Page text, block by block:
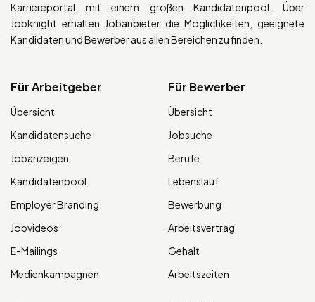
Karriereportal mit einem großen Kandidatenpool. Über
Jobknight erhalten Jobanbieter die Möglichkeiten, geeignete
Kandidaten und Bewerber aus allen Bereichen zu finden.
Für Arbeitgeber
Übersicht
Kandidatensuche
Jobanzeigen
Kandidatenpool
Employer Branding
Jobvideos
E-Mailings
Medienkampagnen
Für Bewerber
Übersicht
Jobsuche
Berufe
Lebenslauf
Bewerbung
Arbeitsvertrag
Gehalt
Arbeitszeiten